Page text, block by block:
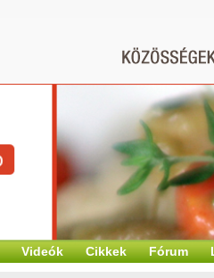
Videók Cikkek Fórum